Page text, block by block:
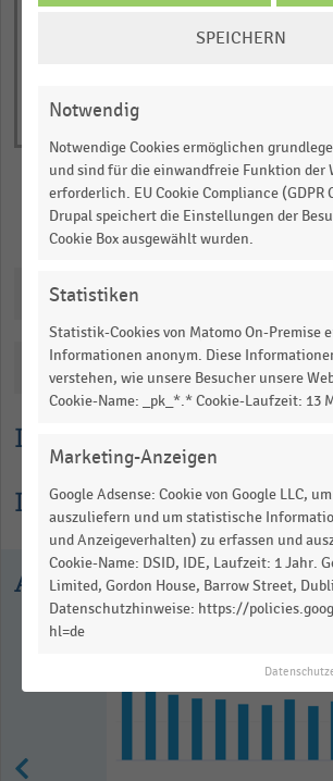
Lesehilfe
Informationen zur
Kauf-
Warenhäuser
(absolut).
Range:
1.0865399999999998.
data
table.
interactive
Merken
Katalogisierung
Ausgewählte Statistiken
SPEICHERN
Notwendig
Notwendige Cookies ermöglichen
und sind für die einwandfreie Funktion der
erforderlich. EU Cookie Compliance (GDPR
Drupal speichert die Einstellungen der
Cookie Box ausgewählt wurden.
Statistiken
Statistik-Cookies von Matomo On-Premise
Informationen anonym. Diese
verstehen, wie unsere Besucher unsere
Cookie-Name: _pk_*.* Cookie-Laufzeit: 13
Marketing-Anzeigen
Google Adsense: Cookie von Google LLC,
auszuliefern und um statistische
und Anzeigeverhalten) zu erfassen und
Cookie-Name: DSID, IDE, Laufzeit: 1 Jahr.
Limited, Gordon House, Barrow Street,
Datenschutzhinweise: https://
hl=de